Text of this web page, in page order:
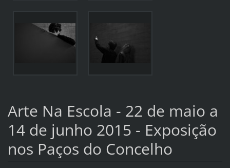
Arte Na Escola - 22 de maio a
14 de junho 2015 - Exposição
nos Paços do Concelho